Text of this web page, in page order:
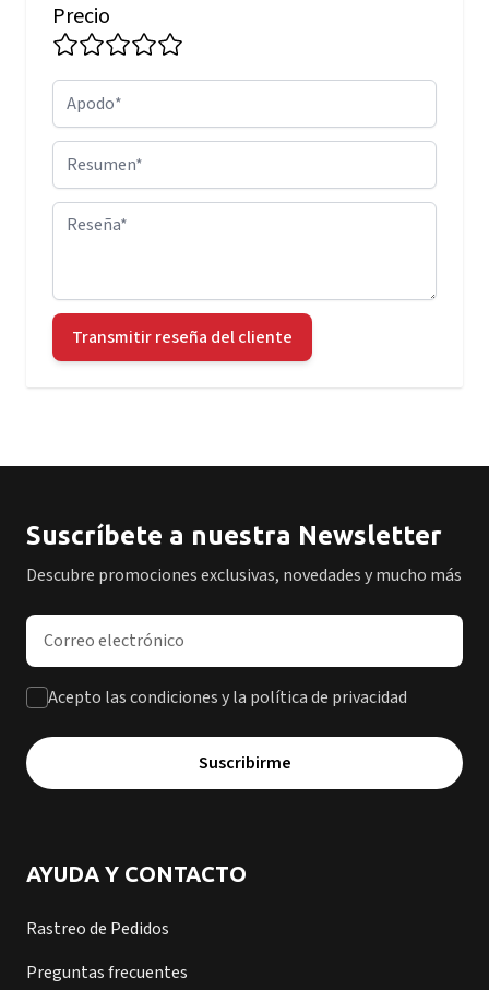
Precio
Apodo
Resumen
Reseña
Transmitir reseña del cliente
Suscríbete a nuestra Newsletter
Descubre promociones exclusivas, novedades y mucho más
Dirección de correo electrónico
Acepto las condiciones y la política de privacidad
Suscribirme
AYUDA Y CONTACTO
Rastreo de Pedidos
Preguntas frecuentes